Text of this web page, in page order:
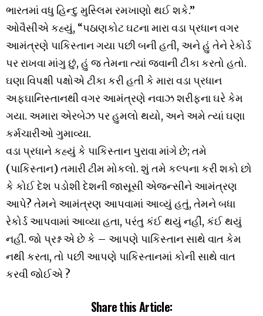
ભારતમાં વધુ હિન્દુ મુસ્લિમ રમખાણો થઈ શકે.”
ઓવૈસીએ કહ્યું, “પઠાણકોટ ઘટના મારા વડા પ્રધાન વગર
આમંત્રણે પાકિસ્તાન ગયા પછી બની હતી, અને હું તેને રેકોર્ડ
પર રાખવા માંગુ છું, હું જ તેમના ત્યાં જવાની ટીકા કરતો હતો.
ઘણા વિપક્ષી પક્ષોએ ટીકા કરી હતી કે મારા વડા પ્રધાન
અફઘાનિસ્તાનથી વગર આમંત્રણે નવાઝ શરીફના ઘરે કેમ
ગયા. અમારા એરબેઝ પર હુમલો થયો, અને અમે ત્યાં ઘણા
કર્મચારીઓ ગુમાવ્યા.
વડા પ્રધાને કહ્યું કે પાકિસ્તાન પુરાવા માંગે છે; તમે
(પાકિસ્તાન) તમારી ટીમ મોકલો. શું તમે કલ્પના કરી શકો છો
કે કોઈ દેશ પડોશી દેશની જાસૂસી એજન્સીને આમંત્રણ
આપે? તેમને આમંત્રણ આપવામાં આવ્યું હતું, તેમને બધા
રેકોર્ડ આપવામાં આવ્યા હતા, પરંતુ કંઈ થયું નહીં, કંઈ થયું
નહીં. જો પ્રશ્ન એ છે કે – આપણે પાકિસ્તાન સાથે વાત કેમ
નથી કરતા, તો પછી આપણે પાકિસ્તાનમાં કોની સાથે વાત
કરવી જોઈએ ?
Share this Article: